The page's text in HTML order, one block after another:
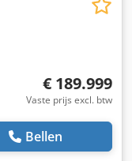
€ 189.999
Vaste prijs excl. btw
Bellen